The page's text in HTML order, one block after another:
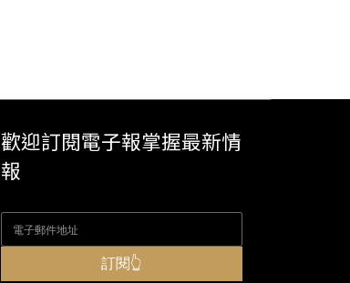
歡迎訂閱電子報掌握最新情
報
訂閱👆